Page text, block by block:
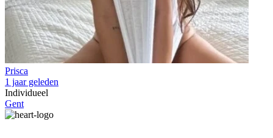
Prisca
1 jaar geleden
Individueel
Gent